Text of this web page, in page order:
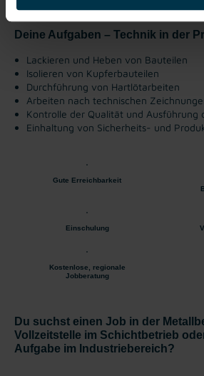
Deine Aufgaben – Technik in der
Lackieren und Heben von Bauteilen
Isolieren von Kupferbauteilen
Durchführung von Hartlötarbeiten
Arbeiten nach technischen
Kontrolle der Qualität und Ausführung
Einhaltung von Sicherheits- und
Gute Erreichbarkeit
Einschulung
Kostenlose, regionale
Jobberatung
Du suchst einen Job in der
Vollzeitstelle im Schichtbetrieb
Aufgabe im Industriebereich?